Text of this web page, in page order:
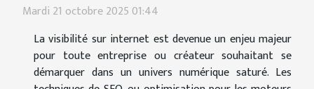
Mardi 21 octobre 2025 01:44
La visibilité sur internet est devenue un enjeu majeur
pour toute entreprise ou créateur souhaitant se
démarquer dans un univers numérique saturé. Les